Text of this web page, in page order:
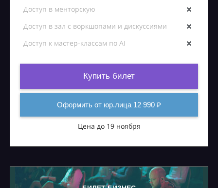
Доступ в менторскую
Доступ в зал с воркшопами и дискуссиями
Доступ к мастер-классам по AI
Купить билет
Оформить от юр.лица 12 990 ₽
Цена до 19 ноября